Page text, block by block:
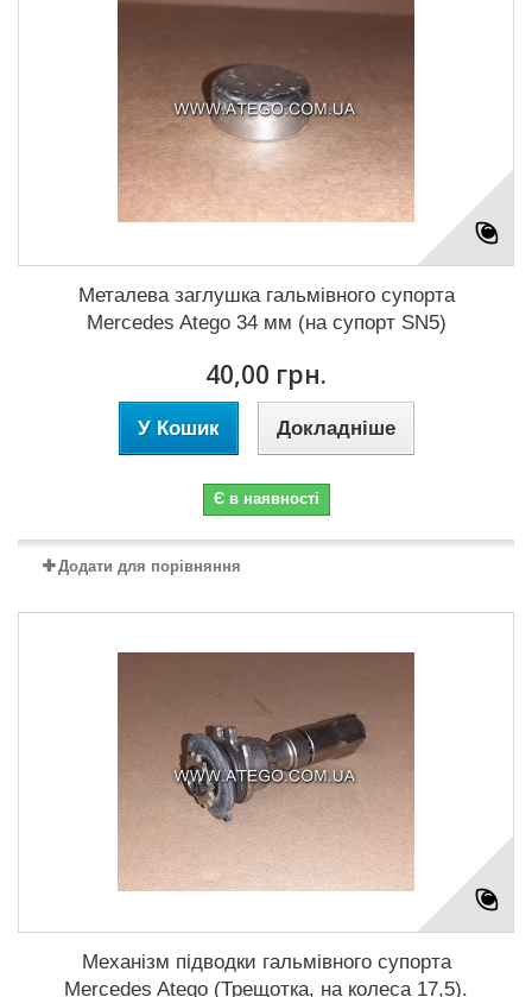
Металева заглушка гальмівного супорта
Mercedes Atego 34 мм (на супорт SN5)
40,00 грн.
У Кошик Докладніше
Є в наявності
Додати для порівняння
Механізм підводки гальмівного супорта
Mercedes Atego (Трещотка, на колеса 17,5).